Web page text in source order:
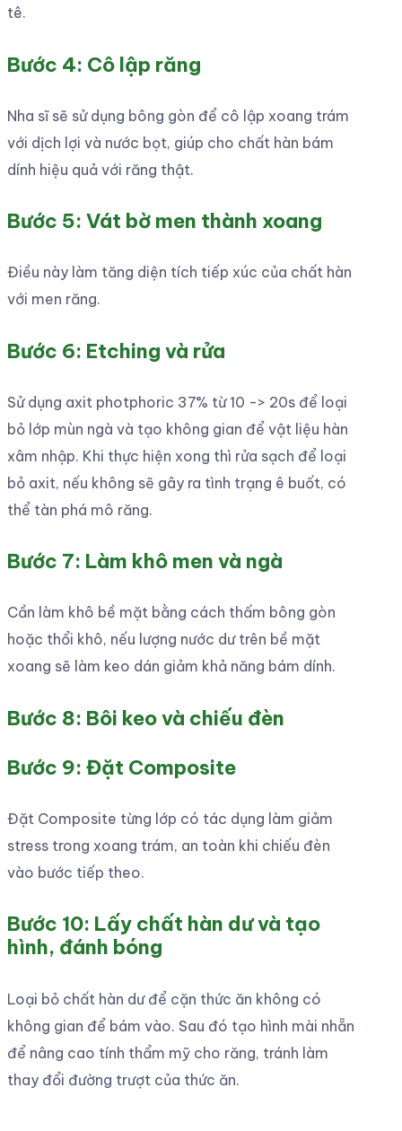
tê.
Bước 4: Cô lập răng
Nha sĩ sẽ sử dụng bông gòn để cô lập xoang trám
với dịch lợi và nước bọt, giúp cho chất hàn bám
dính hiệu quả với răng thật.
Bước 5: Vát bờ men thành xoang
Điều này làm tăng diện tích tiếp xúc của chất hàn
với men răng.
Bước 6: Etching và rửa
Sử dụng axit photphoric 37% từ 10 -> 20s để loại
bỏ lớp mùn ngà và tạo không gian để vật liệu hàn
xâm nhập. Khi thực hiện xong thì rửa sạch để loại
bỏ axit, nếu không sẽ gây ra tình trạng ê buốt, có
thể tàn phá mô răng.
Bước 7: Làm khô men và ngà
Cần làm khô bề mặt bằng cách thấm bông gòn
hoặc thổi khô, nếu lượng nước dư trên bề mặt
xoang sẽ làm keo dán giảm khả năng bám dính.
Bước 8: Bôi keo và chiếu đèn
Bước 9: Đặt Composite
Đặt Composite từng lớp có tác dụng làm giảm
stress trong xoang trám, an toàn khi chiếu đèn
vào bước tiếp theo.
Bước 10: Lấy chất hàn dư và tạo
hình, đánh bóng
Loại bỏ chất hàn dư để cặn thức ăn không có
không gian để bám vào. Sau đó tạo hình mài nhẵn
để nâng cao tính thẩm mỹ cho răng, tránh làm
thay đổi đường trượt của thức ăn.